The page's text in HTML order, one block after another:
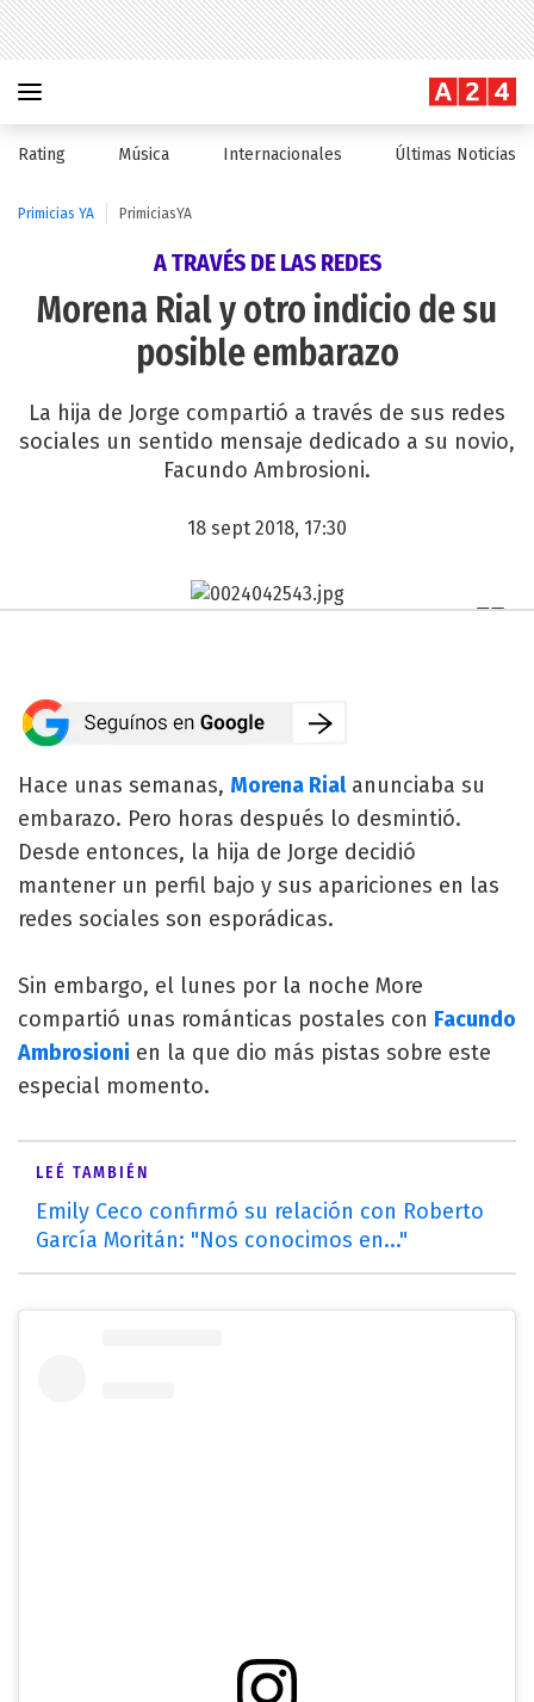
Rating Música Internacionales Últimas Noticias
Primicias YA PrimiciasYA
A TRAVÉS DE LAS REDES
Morena Rial y otro indicio de su
posible embarazo
La hija de Jorge compartió a través de sus redes
sociales un sentido mensaje dedicado a su novio,
Facundo Ambrosioni.
18 sept 2018, 17:30
Hace unas semanas, Morena Rialanunciaba su
embarazo. Pero horas después lo desmintió.
Desde entonces, la hija de Jorge decidió
mantener un perfil bajo y sus apariciones en las
redes sociales son esporádicas.
Sin embargo, el lunes por la noche More
compartió unas románticas postales con Facundo
Ambrosioni en la que dio más pistas sobre este
especial momento.
LEÉ TAMBIÉN
Emily Ceco confirmó su relación con Roberto
García Moritán: "Nos conocimos en..."